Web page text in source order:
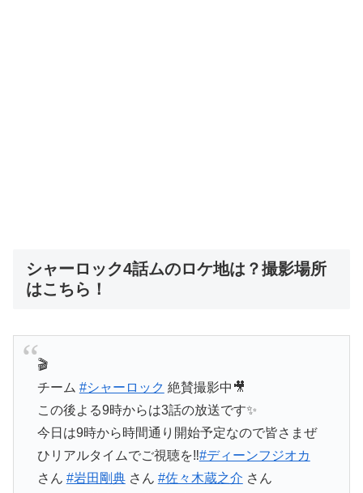
シャーロック4話ムのロケ地は？撮影場所
はこちら！
🎬
チーム #シャーロック 絶賛撮影中🎥
この後よる9時からは3話の放送です✨
今日は9時から時間通り開始予定なので皆さまぜ
ひリアルタイムでご視聴を‼️#ディーンフジオカ
さん #岩田剛典さん #佐々木蔵之介 さん